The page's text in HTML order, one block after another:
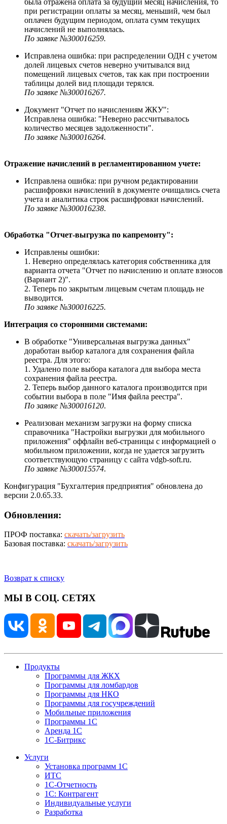
при регистрации оплаты за месяц, меньший, чем был
оплачен будущим периодом, оплата сумм текущих
начислений не выполнялась.
По заявке №З00016259.
Исправлена ошибка: при распределении ОДН с учетом
долей лицевых счетов неверно учитывался вид
помещений лицевых счетов, так как при построении
таблицы долей вид площади терялся.
По заявке №З00016267.
Документ "Отчет по начислениям ЖКУ":
Исправлена ошибка: "Неверно рассчитывалось
количество месяцев задолженности".
По заявке №З00016264.
Отражение начислений в регламентированном учете:
Исправлена ошибка: при ручном редактировании
расшифровки начислений в документе очищались счета
учета и аналитика строк расшифровки начислений.
По заявке №З00016238.
Обработка "Отчет-выгрузка по капремонту":
Исправлены ошибки:
1. Неверно определялась категория собственника для
варианта отчета "Отчет по начислению и оплате взносов
(Вариант 2)".
2. Теперь по закрытым лицевым счетам площадь не
выводится.
По заявке №З00016225.
Интеграция со сторонними системами:
В обработке "Универсальная выгрузка данных"
доработан выбор каталога для сохранения файла
реестра. Для этого:
1. Удалено поле выбора каталога для выбора места
сохранения файла реестра.
2. Теперь выбор данного каталога производится при
событии выбора в поле "Имя файла реестра".
По заявке №З00016120.
Реализован механизм загрузки на форму списка
справочника "Настройки выгрузки для мобильного
приложения" оффлайн веб-страницы с информацией о
мобильном приложении, когда не удается загрузить
соответствующую страницу с сайта vdgb-soft.ru.
По заявке №З00015574.
Конфигурация "Бухгалтерия предприятия" обновлена до
версии 2.0.65.33.
Обновления:
ПРОФ поставка: скачать/загрузить
Базовая поставка: скачать/загрузить
Возврат к списку
МЫ В СОЦ. СЕТЯХ
Продукты
Программы для ЖКХ
Программы для ломбардов
Программы для НКО
Программы для госучреждений
Мобильные приложения
Программы 1С
Аренда 1С
1С-Битрикс
Услуги
Установка программ 1С
ИТС
1С-Отчетность
1С: Контрагент
Индивидуальные услуги
Разработка